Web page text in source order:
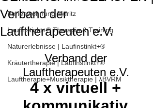
Ferienwohnung Müritz
Laufinstinkt+® Therapie & Training
Naturerlebnisse | Laufinstinkt+®
Kräutertherapie | Laufinstinkt+®
Lauftherapie+Musiktherapie | λBVRM
Verband der
Lauftherapeuten e.V.
Verband der
Lauftherapeuten e.V.
4 x virtuell +